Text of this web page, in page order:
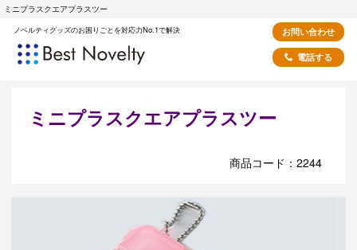
ミニプラスクエアプラスツー
ノベルティグッズのお困りごとを対応力No.1で解決
お問い合わせ
電話する
ミニプラスクエアプラスツー
商品コード：2244